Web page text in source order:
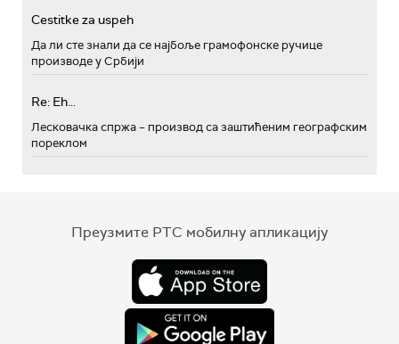
Cestitke za uspeh
Да ли сте знали да се најбоље грамофонске ручице
производе у Србији
Re: Eh...
Лесковачка спржа – производ са заштићеним географским
пореклом
Преузмите РТС мобилну апликацију